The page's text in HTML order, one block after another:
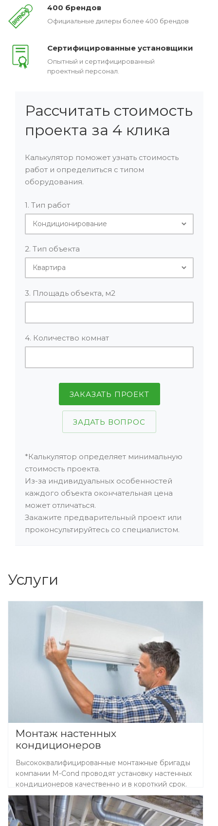
400 брендов
Официальные дилеры более 400 брендов
Сертифицированные установщики
Опытный и сертифицированный
проектный персонал.
Рассчитать стоимость
проекта за 4 клика
Калькулятор поможет узнать стоимость
работ и определиться с типом
оборудования.
1. Тип работ
2. Тип объекта
3. Площадь объекта, м2
4. Количество комнат
ЗАКАЗАТЬ ПРОЕКТ
ЗАДАТЬ ВОПРОС
*Калькулятор определяет минимальную
стоимость проекта.
Из-за индивидуальных особенностей
каждого объекта окончательная цена
может отличаться.
Закажите предварительный проект или
проконсультируйтесь со специалистом.
Услуги
Монтаж настенных
кондиционеров
Высококвалифицированные монтажные бригады
компании M-Cond проводят установку настенных
кондиционеров качественно и в короткий срок.